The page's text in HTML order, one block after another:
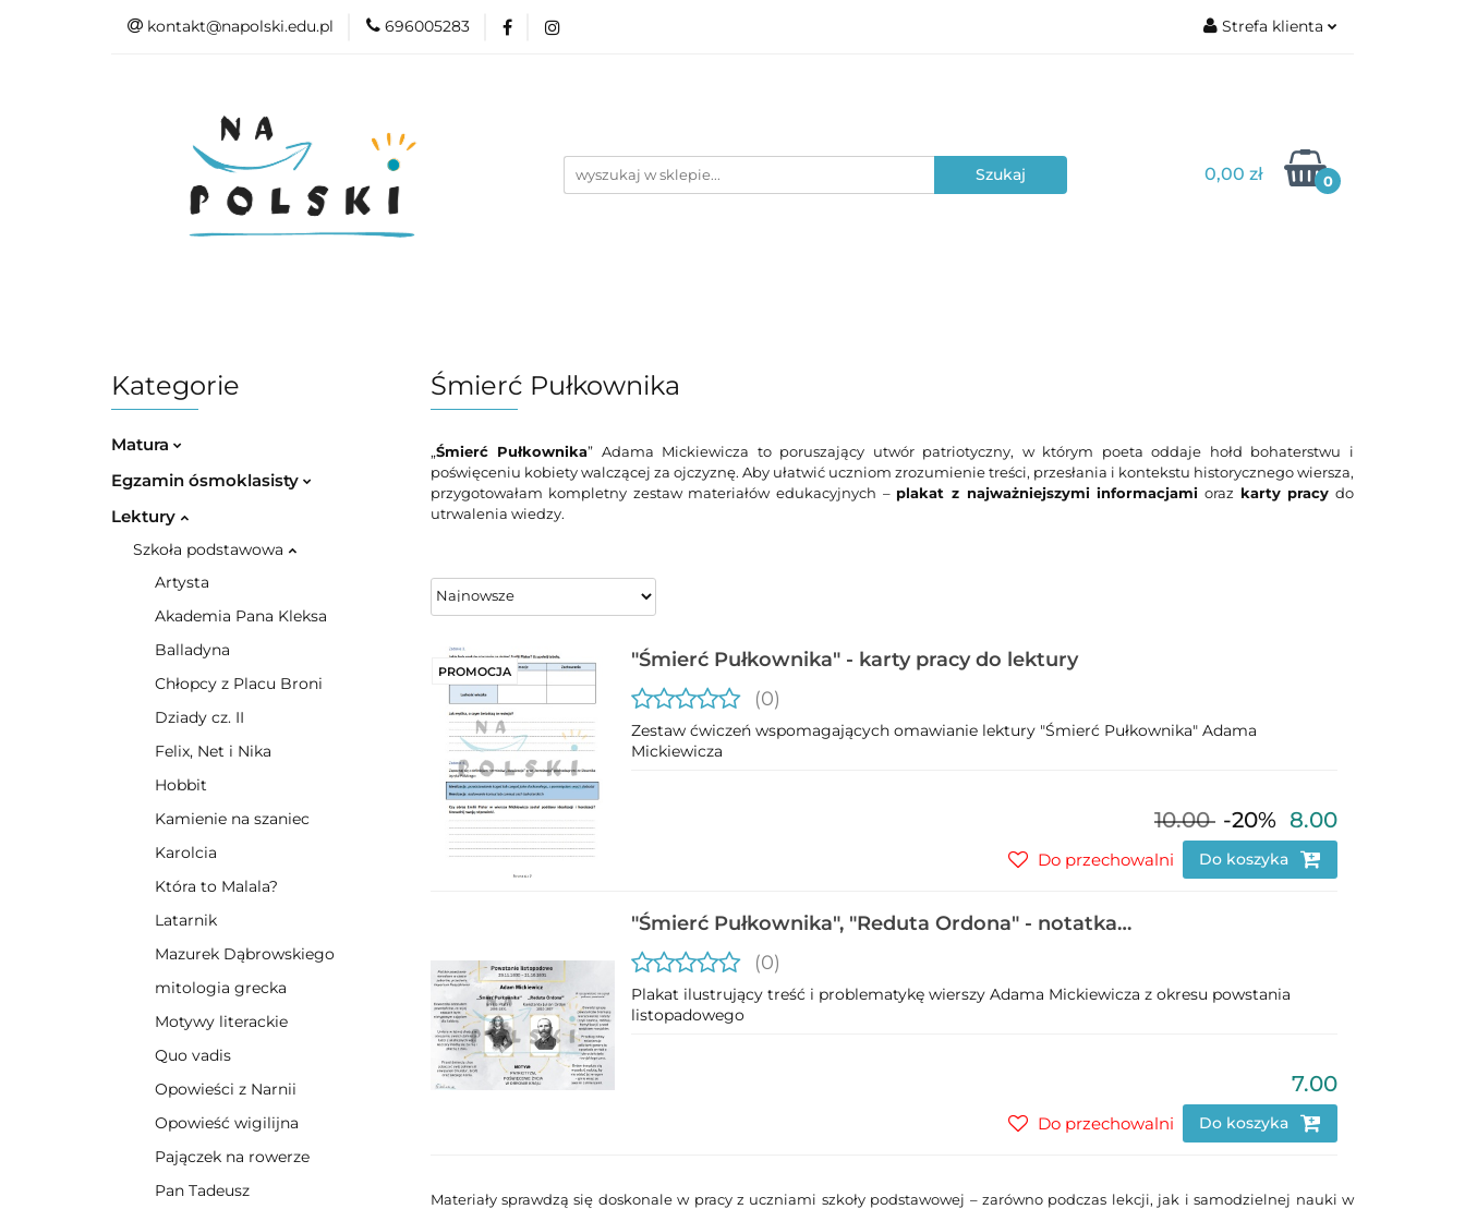
kontakt@napolski.edu.pl 696005283 Strefa klienta
Dodaj zgłoszenie
Zgody cookies
0,00 zł 0
Matura Egzamin ósmoklasisty
Kategorie
Matura
Egzamin ósmoklasisty
Lektury
Szkoła podstawowa
Artysta
Akademia Pana Kleksa
Balladyna
Chłopcy z Placu Broni
Dziady cz. II
Felix, Net i Nika
Hobbit
Kamienie na szaniec
Karolcia
Która to Malala?
Latarnik
Mazurek Dąbrowskiego
mitologia grecka
Motywy literackie
Quo vadis
Opowieści z Narnii
Opowieść wigilijna
Pajączek na rowerze
Pan Tadeusz
Śmierć Pułkownika
„Śmierć Pułkownika” Adama Mickiewicza to poruszający utwór patriotyczny, w którym poeta oddaje hołd bohaterstwu i
poświęceniu kobiety walczącej za ojczyznę. Aby ułatwić uczniom zrozumienie treści, przesłania i kontekstu historycznego wiersza,
przygotowałam kompletny zestaw materiałów edukacyjnych – plakat z najważniejszymi informacjami oraz karty pracy do
utrwalenia wiedzy.
PROMOCJA
"Śmierć Pułkownika" - karty pracy do lektury
(0)
Zestaw ćwiczeń wspomagających omawianie lektury "Śmierć Pułkownika" Adama
Mickiewicza
10.00 -20% 8.00
Do koszyka
Do przechowalni
"Śmierć Pułkownika", "Reduta Ordona" - notatka
graficzna o utworach
(0)
Plakat ilustrujący treść i problematykę wierszy Adama Mickiewicza z okresu powstania
listopadowego
7.00
Do koszyka
Do przechowalni
Materiały sprawdzą się doskonale w pracy z uczniami szkoły podstawowej – zarówno podczas lekcji, jak i samodzielnej nauki w